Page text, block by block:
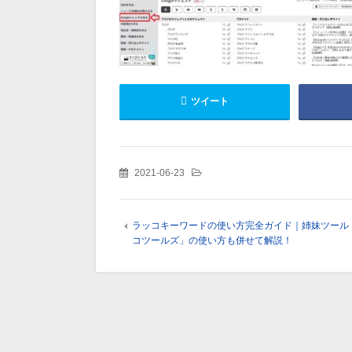
ツイート
2021-06-23
ラッコキーワードの使い方完全ガイド｜姉妹ツール
コツールズ」の使い方も併せて解説！